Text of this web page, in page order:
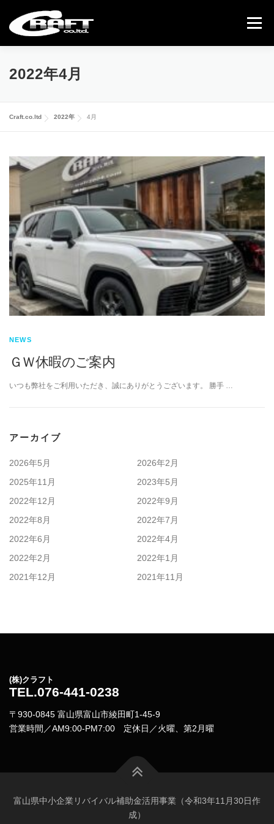
メニュー
COMPLETE CAR
ABOUT US CONTACT
2022年4月
Craft.co.ltd 2022年 4月
NEWS
ＧＷ休暇のご案内
いつも弊社をご利用いただき、誠にありがとうございます。 勝手 …
アーカイブ
2026年5月
2026年2月
2025年11月
2023年5月
2022年12月
2022年9月
2022年8月
2022年7月
2022年6月
2022年4月
2022年2月
2022年1月
2021年12月
2021年11月
(株)クラフト
TEL.076-441-0238
〒930-0845 富山県富山市綾田町1-45-9
営業時間／AM9:00-PM7:00 定休日／火曜、第2月曜
富山県中小企業リバイバル補助金活用事業（令和3年11月30日作
成）